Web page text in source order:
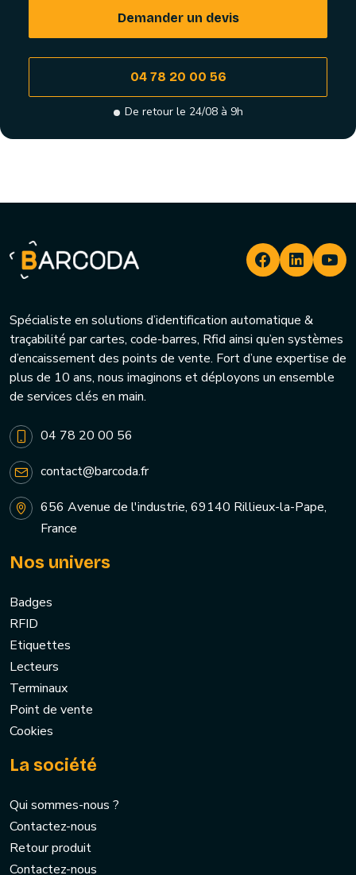
Demander un devis
04 78 20 00 56
De retour le 24/08 à 9h
Spécialiste en solutions d’identification automatique &
traçabilité par cartes, code-barres, Rfid ainsi qu’en systèmes
d’encaissement des points de vente. Fort d’une expertise de
plus de 10 ans, nous imaginons et déployons un ensemble
de services clés en main.
04 78 20 00 56
contact@barcoda.fr
656 Avenue de l'industrie, 69140 Rillieux-la-Pape,
France
Nos univers
Badges
RFID
Etiquettes
Lecteurs
Terminaux
Point de vente
Cookies
La société
Qui sommes-nous ?
Contactez-nous
Retour produit
Contactez-nous